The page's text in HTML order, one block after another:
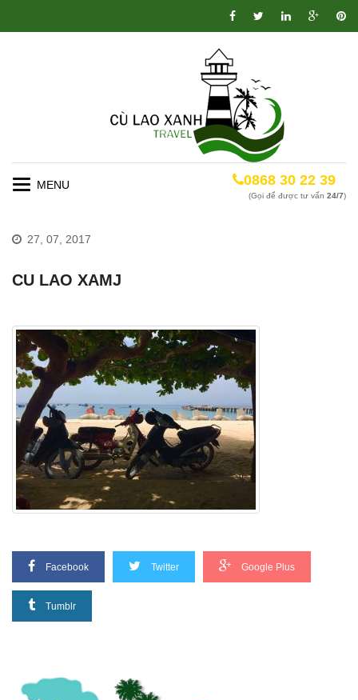
Toggle
0868 30 22 39
(Gọi để được tư vấn 24/7)
27, 07, 2017
CU LAO XAMJ
Facebook Twitter Google Plus
Tumblr